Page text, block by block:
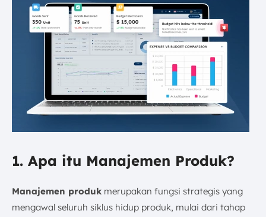
1. Apa itu Manajemen Produk?
Manajemen produk merupakan fungsi strategis yang
mengawal seluruh siklus hidup produk, mulai dari tahap